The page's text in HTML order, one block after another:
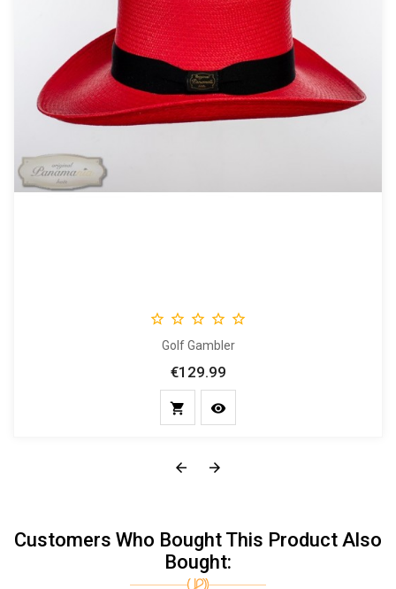
    
Golf Gambler
Price
€129.99
 
 
Customers Who Bought This Product Also
Bought: